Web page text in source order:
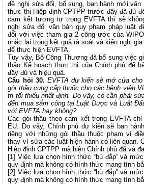
đề nghị sửa đổi, bổ sung, ban hành mới văn
thực thi Hiệp định CPTPP trước đây đã đủ
cam kết tương tự trong EVFTA thì sẽ
nghị sửa đổi văn bản quy phạm pháp luật
đối với việc tham gia 2 công ước của
nhắc lại trong kết quả rà soát và kiến nghị
để thực hiện EVFTA.
Tuy vậy, Bộ Công Thương đã bổ sung việc
thảo Kế hoạch thực thi của Chính phủ để
đầy đủ và hiệu quả.
Câu hỏi 30. EVFTA dự kiến sẽ mở cửa
gói thầu cung cấp thuốc cho các bệnh viện
trị tối thiểu nhất định. Do vậy, có cần phải
đến mua sắm công tại Luật Dược và Luật
với EVFTA hay không?
Các gói thầu theo cam kết trong EVFTA
EU. Do vậy, Chính phủ dự kiến sẽ ban
riêng với những gói thầu thuộc phạm vi
thay vì sửa các luật hiện hành có liên quan.
Hiệp định CPTPP mà hiện Chính phủ đã
[1] Việc lựa chọn hình thức “bù đắp” và
quy định mà không có hình thức mang tính
[2] Việc lựa chọn hình thức “bù đắp” và
quy định mà không có hình thức mang tính